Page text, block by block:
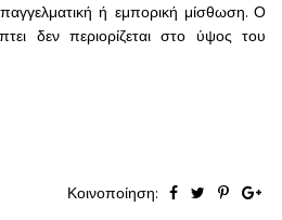
ή εμπορική μίσθωση. Ο
δεν περιορίζεται στο ύψος του
Κοινοποίηση: